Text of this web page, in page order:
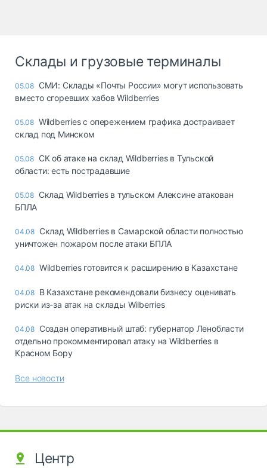
Склады и грузовые терминалы
05.08 СМИ: Склады «Почты России» могут использовать
вместо сгоревших хабов Wildberries
05.08 Wildberries с опережением графика достраивает
склад под Минском
05.08 СК об атаке на склад Wildberries в Тульской
области: есть пострадавшие
05.08 Склад Wildberries в тульском Алексине атакован
БПЛА
04.08 Склад Wildberries в Самарской области полностью
уничтожен пожаром после атаки БПЛА
04.08 Wildberries готовится к расширению в Казахстане
04.08 В Казахстане рекомендовали бизнесу оценивать
риски из-за атак на склады Wilberries
04.08 Создан оперативный штаб: губернатор Ленобласти
отдельно прокомментировал атаку на Wildberries в
Красном Бору
Все новости
Центр